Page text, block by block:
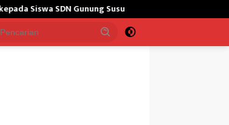
Gunung Susu Bangun Masjid,Satgas